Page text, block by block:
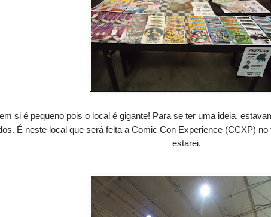
si é pequeno pois o local é gigante! Para se ter uma ideia,
É neste local que será feita a Comic Con Experience (CCXP)
estarei.